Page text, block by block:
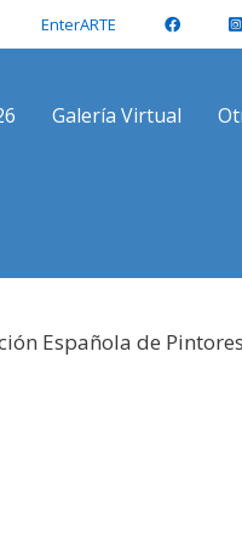
EnterARTE
Galería Virtual
Española de